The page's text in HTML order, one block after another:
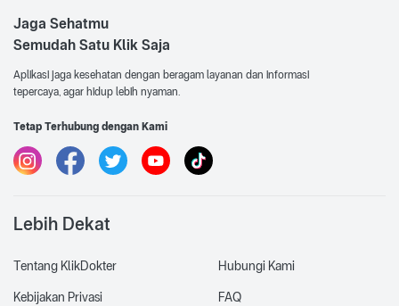
Jaga Sehatmu
Semudah Satu Klik Saja
Aplikasi jaga kesehatan dengan beragam layanan dan informasi
tepercaya, agar hidup lebih nyaman.
Tetap Terhubung dengan Kami
Lebih Dekat
Tentang KlikDokter
Kebijakan Privasi
Hubungi Kami
FAQ